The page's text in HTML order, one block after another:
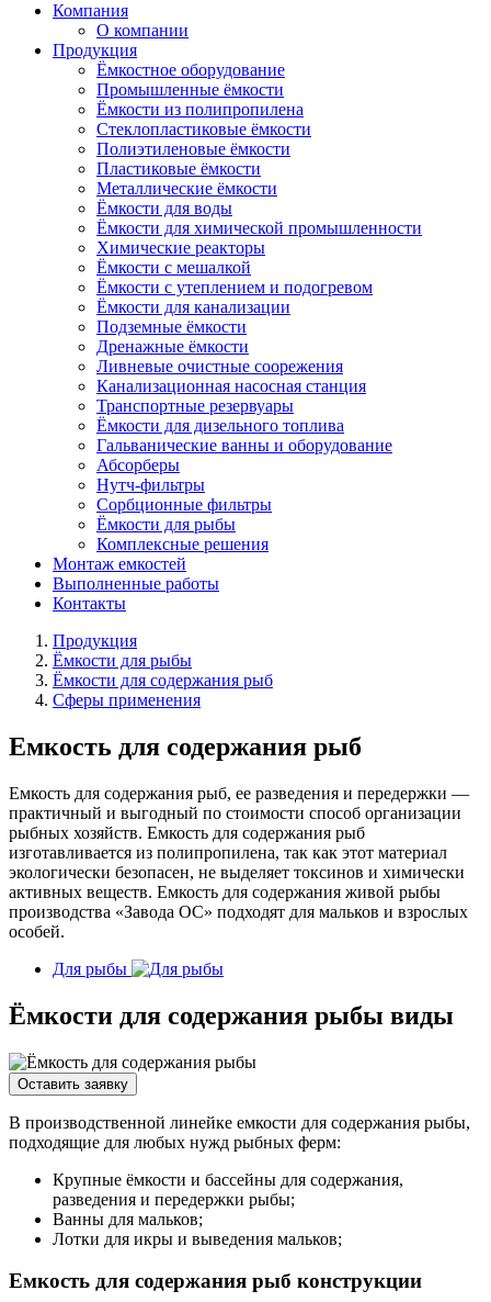
Компания
О компании
Продукция
Ёмкостное оборудование
Промышленные ёмкости
Ёмкости из полипропилена
Стеклопластиковые ёмкости
Полиэтиленовые ёмкости
Пластиковые ёмкости
Металлические ёмкости
Ёмкости для воды
Ёмкости для химической промышленности
Химические реакторы
Ёмкости с мешалкой
Ёмкости с утеплением и подогревом
Ёмкости для канализации
Подземные ёмкости
Дренажные ёмкости
Ливневые очистные соорежения
Канализационная насосная станция
Транспортные резервуары
Ёмкости для дизельного топлива
Гальванические ванны и оборудование
Абсорберы
Нутч-фильтры
Сорбционные фильтры
Ёмкости для рыбы
Комплексные решения
Монтаж емкостей
Выполненные работы
Контакты
Продукция
Ёмкости для рыбы
Ёмкости для содержания рыб
Сферы применения
Емкость для содержания рыб
Емкость для содержания рыб, ее разведения и передержки —
практичный и выгодный по стоимости способ организации
рыбных хозяйств. Емкость для содержания рыб
изготавливается из полипропилена, так как этот материал
экологически безопасен, не выделяет токсинов и химически
активных веществ. Емкость для содержания живой рыбы
производства «Завода ОС» подходят для мальков и взрослых
особей.
Для рыбы
Ёмкости для содержания рыбы виды
Оставить заявку
В производственной линейке емкости для содержания рыбы,
подходящие для любых нужд рыбных ферм:
Крупные ёмкости и бассейны для содержания,
разведения и передержки рыбы;
Ванны для мальков;
Лотки для икры и выведения мальков;
Емкость для содержания рыб конструкции